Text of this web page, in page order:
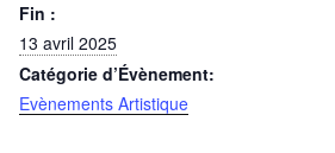
Fin :
13 avril 2025
Catégorie d’Évènement:
Evènements Artistique